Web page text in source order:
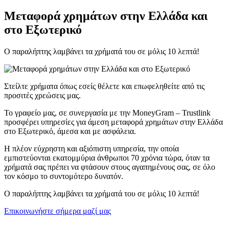
Μεταφορά χρημάτων στην Ελλάδα και
στο Εξωτερικό
Ο παραλήπτης λαμβάνει τα χρήματά του σε μόλις 10 λεπτά!
Στείλτε χρήματα όπως εσείς θέλετε και επωφεληθείτε από τις
προσιτές χρεώσεις μας.
Το γραφείο μας, σε συνεργασία με την MoneyGram – Trustlink
προσφέρει υπηρεσίες για άμεση μεταφορά χρημάτων στην Ελλάδα
στο Εξωτερικό, άμεσα και με ασφάλεια.
Η πλέον εύχρηστη και αξιόπιστη υπηρεσία, την οποία
εμπιστεύονται εκατομμύρια άνθρωποι 70 χρόνια τώρα, όταν τα
χρήματά σας πρέπει να φτάσουν στους αγαπημένους σας, σε όλο
τον κόσμο το συντομότερο δυνατόν.
Ο παραλήπτης λαμβάνει τα χρήματά του σε μόλις 10 λεπτά!
Επικοινωνήστε σήμερα μαζί μας